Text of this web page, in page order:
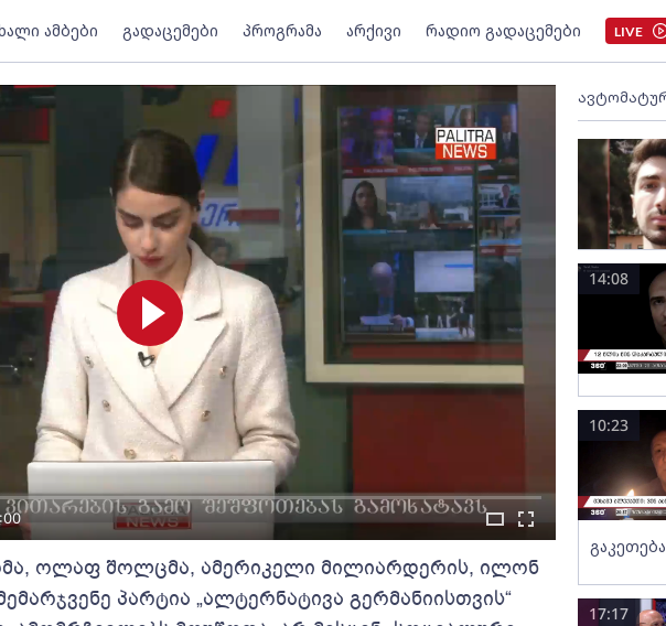
ამბები გადაცემები პროგრამა არქივი რადიო გადაცემები LIVE
ოლაფ შოლცმა, ამერიკელი მილიარდერის, ილონ
პარტია „ალტერნატივა გერმანიისთვის“
14:08
გაკეთება
10:23
17:17